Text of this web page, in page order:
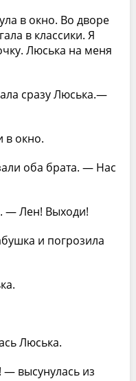
в окно. Во дворе
в классики. Я
Люська на меня
сразу Люська.—
в окно.
оба брата. — Нас
— Лен! Выходи!
и погрозила
Люська.
высунулась из